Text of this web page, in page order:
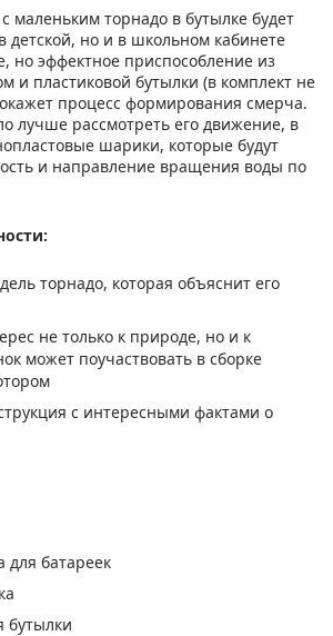
маленьким торнадо в бутылке будет
детской, но и в школьном кабинете
но эффектное приспособление из
и пластиковой бутылки (в комплект не
процесс формирования смерча.
лучше рассмотреть его движение, в
шарики, которые будут
и направление вращения воды по
торнадо, которая объяснит его
не только к природе, но и к
может поучаствовать в сборке
с интересными фактами о
для батареек
бутылки